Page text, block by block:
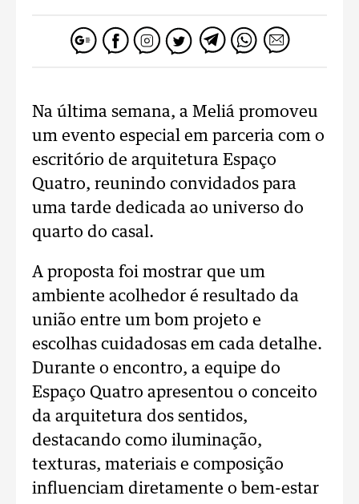
Na última semana, a Meliá promoveu
um evento especial em parceria com o
escritório de arquitetura Espaço
Quatro, reunindo convidados para
uma tarde dedicada ao universo do
quarto do casal.
A proposta foi mostrar que um
ambiente acolhedor é resultado da
união entre um bom projeto e
escolhas cuidadosas em cada detalhe.
Durante o encontro, a equipe do
Espaço Quatro apresentou o conceito
da arquitetura dos sentidos,
destacando como iluminação,
texturas, materiais e composição
influenciam diretamente o bem-estar